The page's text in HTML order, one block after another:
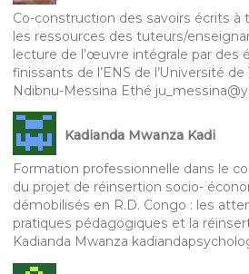
Co-construction des savoirs écrits à
les ressources des tuteurs/
lecture de l’œuvre intégrale par des
finissants de l’ENS de l’Université de
Ndibnu-Messina Ethé
Kadianda Mwanza Kadi
Formation professionnelle dans le
du projet de réinsertion socio-
démobilisés en R.D. Congo : les
pratiques pédagogiques et la
Kadianda Mwanza